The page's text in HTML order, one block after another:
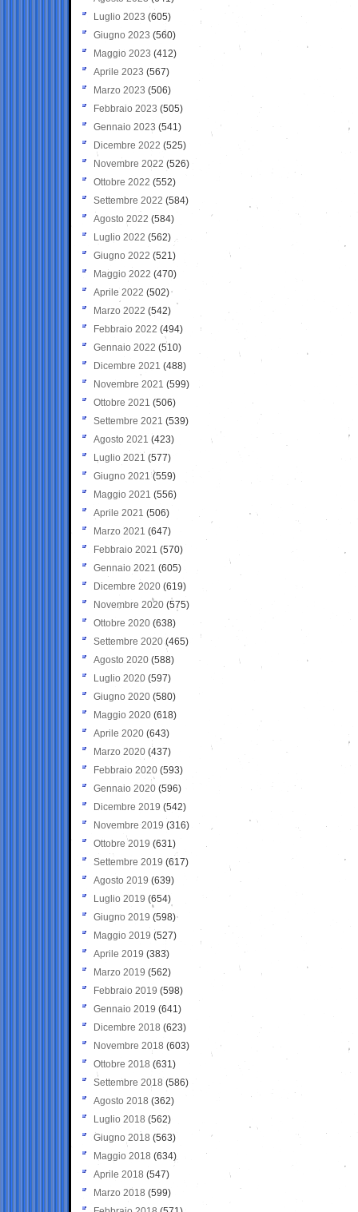
Luglio 2023 (605)
Giugno 2023 (560)
Maggio 2023 (412)
Aprile 2023 (567)
Marzo 2023 (506)
Febbraio 2023 (505)
Gennaio 2023 (541)
Dicembre 2022 (525)
Novembre 2022 (526)
Ottobre 2022 (552)
Settembre 2022 (584)
Agosto 2022 (584)
Luglio 2022 (562)
Giugno 2022 (521)
Maggio 2022 (470)
Aprile 2022 (502)
Marzo 2022 (542)
Febbraio 2022 (494)
Gennaio 2022 (510)
Dicembre 2021 (488)
Novembre 2021 (599)
Ottobre 2021 (506)
Settembre 2021 (539)
Agosto 2021 (423)
Luglio 2021 (577)
Giugno 2021(559)
Maggio 2021 (556)
Aprile 2021 (506)
Marzo 2021 (647)
Febbraio 2021 (570)
Gennaio 2021 (605)
Dicembre 2020 (619)
Novembre 2020 (575)
Ottobre 2020 (638)
Settembre 2020(465)
Agosto 2020 (588)
Luglio 2020 (597)
Giugno 2020 (580)
Maggio 2020 (618)
Aprile 2020 (643)
Marzo 2020 (437)
Febbraio 2020 (593)
Gennaio 2020 (596)
Dicembre 2019 (542)
Novembre 2019 (316)
Ottobre 2019 (631)
Settembre 2019 (617)
Agosto 2019 (639)
Luglio 2019 (654)
Giugno 2019 (598)
Maggio 2019 (527)
Aprile 2019 (383)
Marzo 2019 (562)
Febbraio 2019 (598)
Gennaio 2019 (641)
Dicembre 2018 (623)
Novembre 2018 (603)
Ottobre 2018 (631)
Settembre 2018 (586)
Agosto 2018 (362)
Luglio 2018 (562)
Giugno 2018 (563)
Maggio 2018 (634)
Aprile 2018 (547)
Marzo 2018 (599)